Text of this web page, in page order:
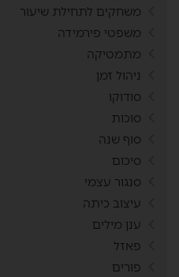
משחקים לתחילת שיעור
משפטי פירמידה
מתמטיקה
ניהול זמן
סודוקו
סוכות
סוף שנה
סיכום
סנגור עצמי
עיצוב כיתה
ענן מילים
פאזל
פורים